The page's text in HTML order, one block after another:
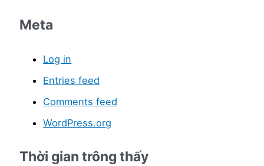
Meta
Log in
Entries feed
Comments feed
WordPress.org
Thời gian trông thấy